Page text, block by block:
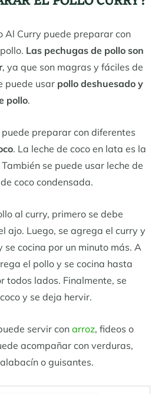
Al Curry puede preparar con
Las pechugas de pollo son
, ya que son magras y fáciles de
puede usar pollo deshuesado y
pollo.
preparar con diferentes
. La leche de coco en lata es la
se puede usar leche de
coco condensada.
al curry, primero se debe
ajo. Luego, se agrega el curry y
se cocina por un minuto más. A
el pollo y se cocina hasta
todos lados. Finalmente, se
y se deja hervir.
servir con arroz, fideos o
acompañar con verduras,
o guisantes.